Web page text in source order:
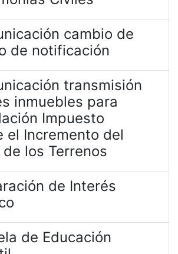
cambio de
de notificación
transmisión
inmuebles para
Impuesto
el Incremento del
de los Terrenos
de Interés
de Educación